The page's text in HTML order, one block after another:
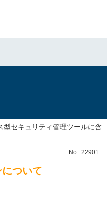
型セキュリティ管理ツールに含
No : 22901
ついて